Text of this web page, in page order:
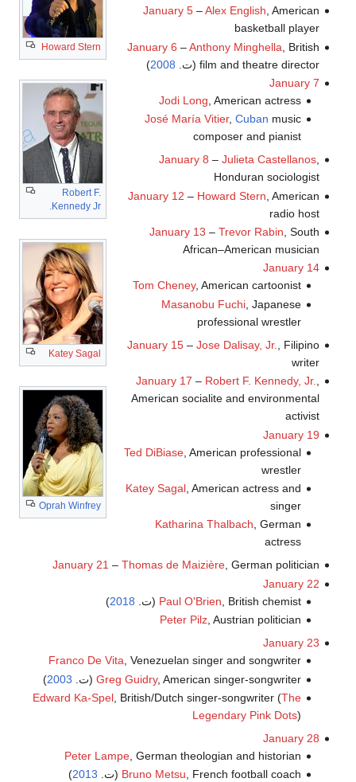
Howard Stern
Robert F.
Kennedy Jr.
Katey Sagal
Oprah Winfrey
January 5–Alex English , American
basketball player
January 6 –Anthony Minghella , British
film and theatre director (ت.
2008
)
January 7
Jodi Long , American actress
José María Vitier,Cuban music
composer and pianist
January 8 – Julieta Castellanos,
Honduran sociologist
January 12 – Howard Stern , American
radio host
January 13 – Trevor Rabin , South
African–American musician
January 14
Tom Cheney, American cartoonist
Masanobu Fuchi , Japanese
professional wrestler
January 15– Jose Dalisay, Jr.
, Filipino
writer
January 17 – Robert F. Kennedy, Jr.,
American socialite and environmental
activist
January 19
Ted DiBiase , American professional
wrestler
Katey Sagal , American actress and
singer
Katharina Thalbach, German
actress
January 21 – Thomas de Maizière, German politician
January 22
Paul O'Brien , British chemist (ت. 2018
)
Peter Pilz, Austrian politician
January 23
Franco De Vita, Venezuelan singer and songwriter
Greg Guidry, American singer-songwriter (ت. 2003
)
Edward Ka-Spel , British/Dutch singer-songwriter (The
Legendary Pink Dots)
January 28
Peter Lampe , German theologian and historian
Bruno Metsu, French football coach (ت. 2013
)